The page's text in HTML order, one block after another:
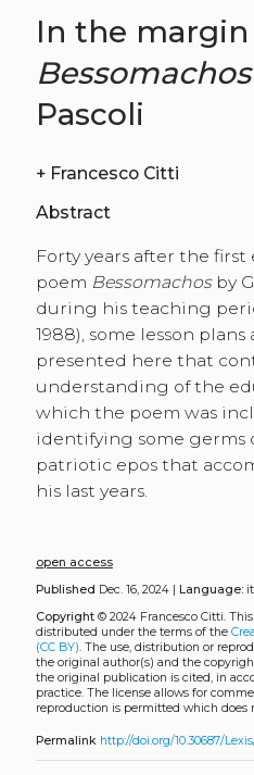
In the
Bessomachos
Pascoli
+ Francesco Citti
Abstract
Forty years after the
poem Bessomachosby
during his teaching
1988), some lesson
presented here that
understanding of the
which the poem was
identifying some germs
patriotic epos that
his last years.
open access
Published Dec. 16, 2024 | Language:it
Copyright© 2024 Francesco Citti.
distributed under the terms of the
(CC BY). The use, distribution or
the original author(s) and the
the original publication is cited, in
practice. The license allows for
reproduction is permitted which does
Permalink http://doi.org/10.30687/